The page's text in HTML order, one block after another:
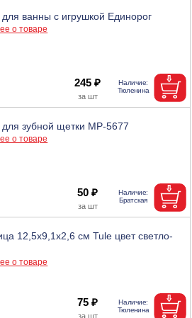
ванны с игрушкой Единорог
о товаре
245 ₽
зубной щетки МР-5677
о товаре
50 ₽
12,5х9,1х2,6 см Tule цвет светло-
о товаре
75 ₽